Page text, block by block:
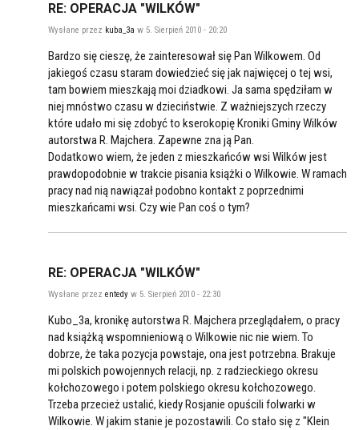
RE: OPERACJA "WILKÓW"
Wysłane przez kuba_3a w 5. Sierpień 2010 - 20:20
Bardzo się cieszę, że zainteresował się Pan Wilkowem. Od
jakiegoś czasu staram dowiedzieć się jak najwięcej o tej wsi,
tam bowiem mieszkają moi dziadkowi. Ja sama spędziłam w
niej mnóstwo czasu w dzieciństwie. Z ważniejszych rzeczy
które udało mi się zdobyć to kserokopię Kroniki Gminy Wilków
autorstwa R. Majchera. Zapewne zna ją Pan.
Dodatkowo wiem, że jeden z mieszkańców wsi Wilków jest
prawdopodobnie w trakcie pisania książki o Wilkowie. W ramach
pracy nad nią nawiązał podobno kontakt z poprzednimi
mieszkańcami wsi. Czy wie Pan coś o tym?
RE: OPERACJA "WILKÓW"
Wysłane przez entedy w 5. Sierpień 2010 - 22:30
Kubo_3a, kronikę autorstwa R. Majchera przeglądałem, o pracy
nad książką wspomnieniową o Wilkowie nic nie wiem. To
dobrze, że taka pozycja powstaje, ona jest potrzebna. Brakuje
mi polskich powojennych relacji, np. z radzieckiego okresu
kołchozowego i potem polskiego okresu kołchozowego.
Trzeba przecież ustalić, kiedy Rosjanie opuścili folwarki w
Wilkowie. W jakim stanie je pozostawili. Co stało się z "Klein